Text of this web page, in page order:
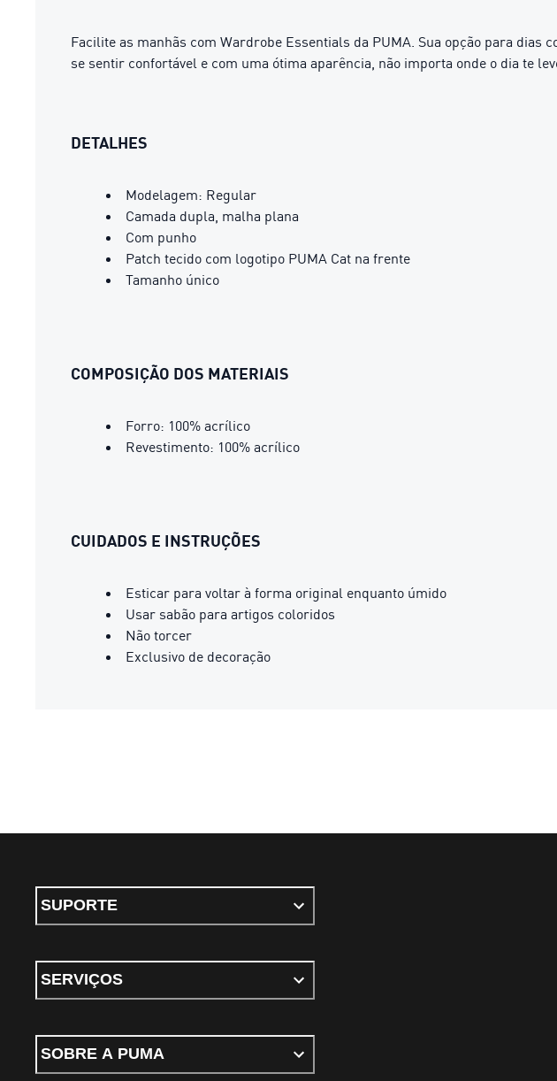
Facilite as manhãs com Wardrobe Essentials da PUMA. Sua opção para
se sentir confortável e com uma ótima aparência, não importa onde o dia te
DETALHES
Modelagem: Regular
Camada dupla, malha plana
Com punho
Patch tecido com logotipo PUMA Cat na frente
Tamanho único
COMPOSIÇÃO DOS MATERIAIS
Forro: 100% acrílico
Revestimento: 100% acrílico
CUIDADOS E INSTRUÇÕES
Esticar para voltar à forma original enquanto úmido
Usar sabão para artigos coloridos
Não torcer
Exclusivo de decoração
SUPORTE
SERVIÇOS
SOBRE A PUMA